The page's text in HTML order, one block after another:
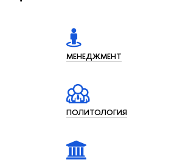
МЕНЕДЖМЕНТ
ПОЛИТОЛОГИЯ